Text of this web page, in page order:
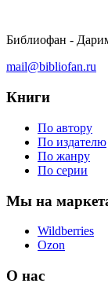
Библиофан -
mail@bibliofan.ru
Книги
По автору
По издателю
По жанру
По серии
Мы на
Wildberries
Ozon
О нас